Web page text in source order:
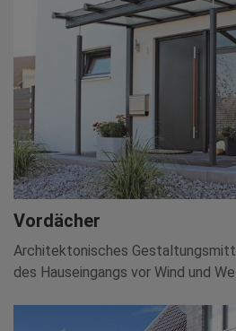
Vordächer
Architektonisches
des Hauseingangs vor Wind und